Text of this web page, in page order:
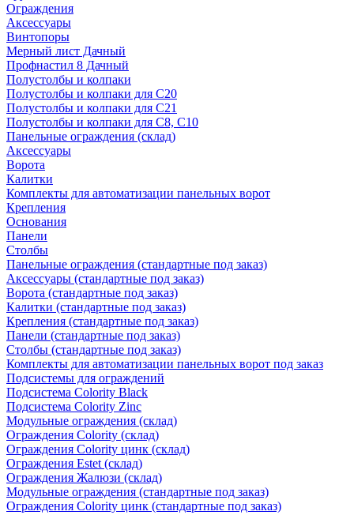
Ограждения
Аксессуары
Винтопоры
Мерный лист Дачный
Профнастил 8 Дачный
Полустолбы и колпаки
Полустолбы и колпаки для С20
Полустолбы и колпаки для С21
Полустолбы и колпаки для С8, С10
Панельные ограждения (склад)
Аксессуары
Ворота
Калитки
Комплекты для автоматизации панельных ворот
Крепления
Основания
Панели
Столбы
Панельные ограждения (стандартные под заказ)
Аксессуары (стандартные под заказ)
Ворота (стандартные под заказ)
Калитки (стандартные под заказ)
Крепления (стандартные под заказ)
Панели (стандартные под заказ)
Столбы (стандартные под заказ)
Комплекты для автоматизации панельных ворот под заказ
Подсистемы для ограждений
Подсистема Colority Black
Подсистема Colority Zinc
Модульные ограждения (склад)
Ограждения Colority (склад)
Ограждения Colority цинк (склад)
Ограждения Estet (склад)
Ограждения Жалюзи (склад)
Модульные ограждения (стандартные под заказ)
Ограждения Colority цинк (стандартные под заказ)